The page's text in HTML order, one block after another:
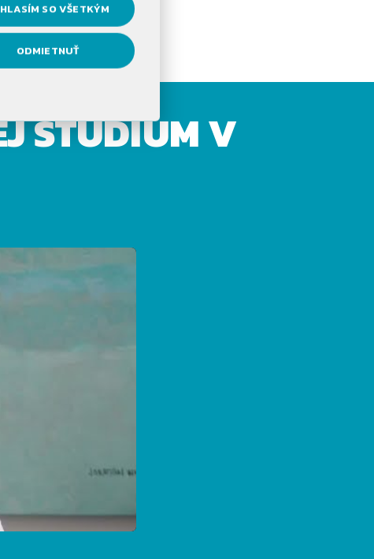
ŠTÚDIUM V
SO VŠETKÝM
ODMIETNUŤ